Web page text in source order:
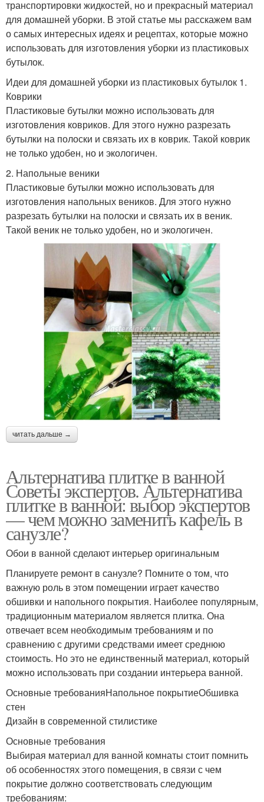
транспортировки жидкостей, но и прекрасный материал
для домашней уборки. В этой статье мы расскажем вам
о самых интересных идеях и рецептах, которые можно
использовать для изготовления уборки из пластиковых
бутылок.
Идеи для домашней уборки из пластиковых бутылок 1.
Коврики
Пластиковые бутылки можно использовать для
изготовления ковриков. Для этого нужно разрезать
бутылки на полоски и связать их в коврик. Такой коврик
не только удобен, но и экологичен.
2. Напольные веники
Пластиковые бутылки можно использовать для
изготовления напольных веников. Для этого нужно
разрезать бутылки на полоски и связать их в веник.
Такой веник не только удобен, но и экологичен.
читать дальше →
Альтернатива плитке в ванной
Советы экспертов. Альтернатива
плитке в ванной: выбор экспертов
— чем можно заменить кафель в
санузле?
Обои в ванной сделают интерьер оригинальным
Планируете ремонт в санузле? Помните о том, что
важную роль в этом помещении играет качество
обшивки и напольного покрытия. Наиболее популярным,
традиционным материалом является плитка. Она
отвечает всем необходимым требованиям и по
сравнению с другими средствами имеет среднюю
стоимость. Но это не единственный материал, который
можно использовать при создании интерьера ванной.
Основные требованияНапольное покрытиеОбшивка
стен
Дизайн в современной стилистике
Основные требования
Выбирая материал для ванной комнаты стоит помнить
об особенностях этого помещения, в связи с чем
покрытие должно соответствовать следующим
требованиям: